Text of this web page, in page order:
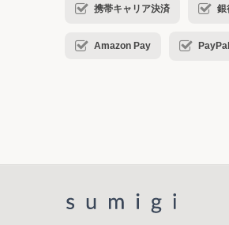
携帯キャリア決済 銀
Amazon Pay